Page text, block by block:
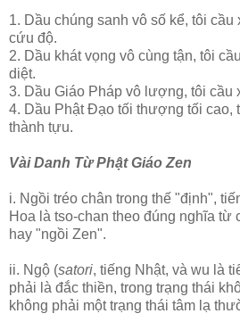
1. Dầu chúng sanh vô số kể, tôi
cứu độ.
2. Dầu khát vọng vô cùng tận, tôi
diệt.
3. Dầu Giáo Pháp vô lượng, tôi cầu
4. Dầu Phật Ðạo tối thượng tối cao,
thành tựu.
Vài Danh Từ Phật Giáo Zen
i. Ngồi tréo chân trong thế "định",
Hoa là tso-chan theo đúng nghĩa từ
hay "ngồi Zen".
ii. Ngộ (satori, tiếng Nhật, và wu là
phải là đắc thiền, trong trạng thái
không phải một trạng thái tâm lạ